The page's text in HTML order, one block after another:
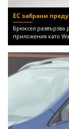
ЕС забрани
Брюксел развързва
приложения като